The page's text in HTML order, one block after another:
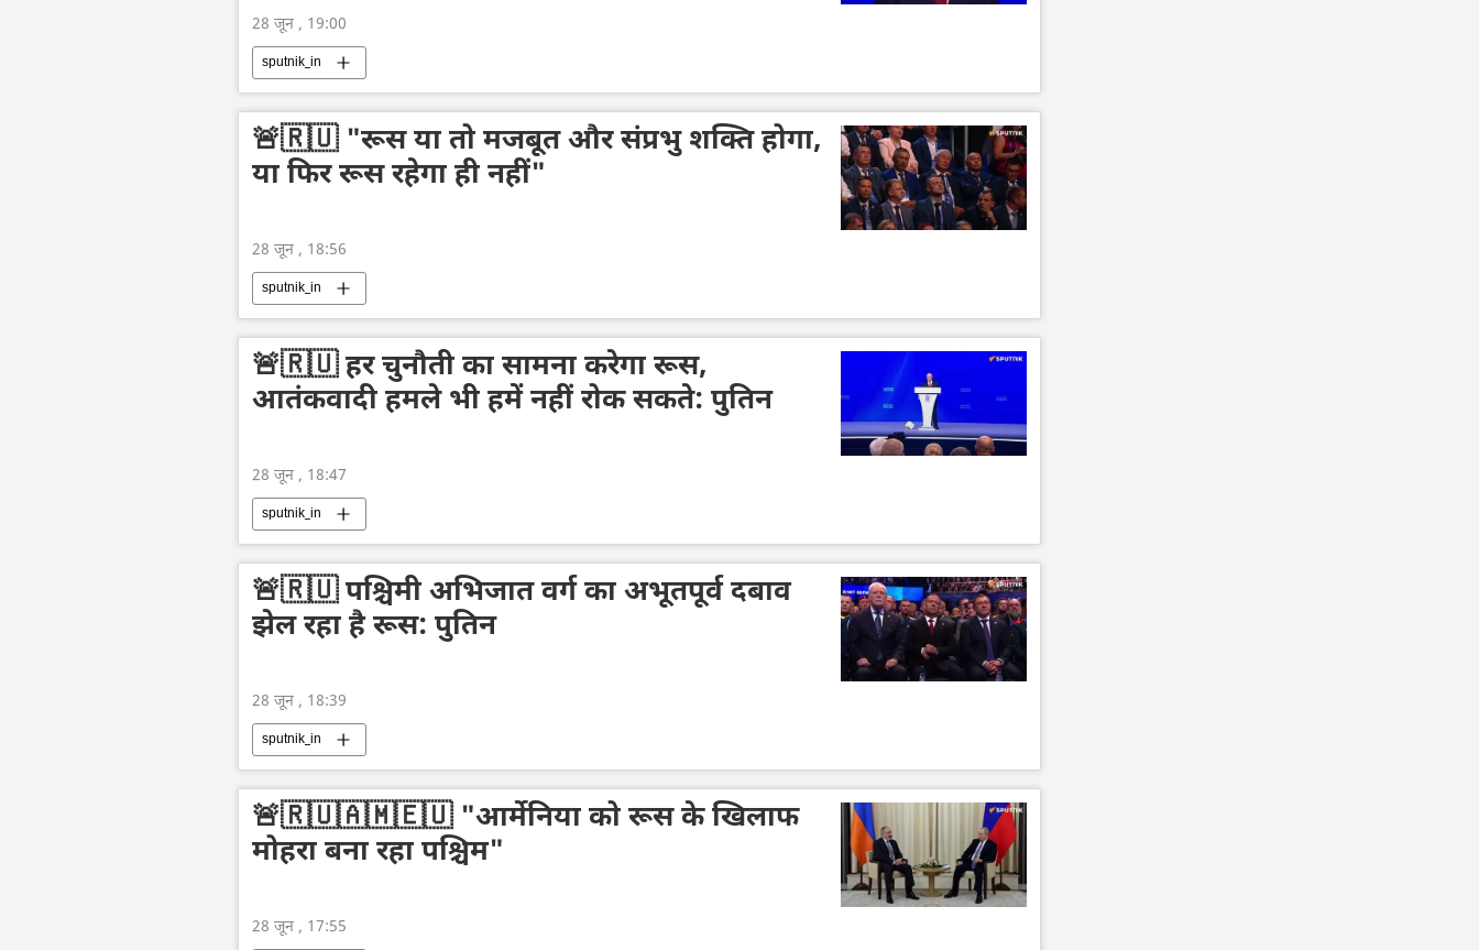
28 जून , 19:00
sputnik_in
🚨🇷🇺 "रूस या तो मजबूत और संप्रभु शक्ति होगा,
या फिर रूस रहेगा ही नहीं"
28 जून , 18:56
sputnik_in
🚨🇷🇺 हर चुनौती का सामना करेगा रूस,
आतंकवादी हमले भी हमें नहीं रोक सकते: पुतिन
28 जून , 18:47
sputnik_in
🚨🇷🇺 पश्चिमी अभिजात वर्ग का अभूतपूर्व दबाव
झेल रहा है रूस: पुतिन
28 जून , 18:39
sputnik_in
🚨🇷🇺🇦🇲🇪🇺 "आर्मेनिया को रूस के खिलाफ
मोहरा बना रहा पश्चिम"
28 जून , 17:55